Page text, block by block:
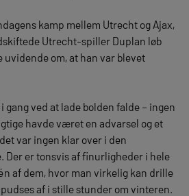
kamp mellem Utrecht og Ajax,
Utrecht-spiller Duplan løb
om, at han var blevet
gang ved at lade bolden falde – ingen
havde været en advarsel og et
var ingen klar over i den
Der er tonsvis af finurligheder i hele
af dem, hvor man virkelig kan drille
af i stille stunder om vinteren.